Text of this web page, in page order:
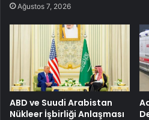
Ağustos 7, 2026
ABD ve Suudi Arabistan
Nükleer İşbirliği Anlaşması